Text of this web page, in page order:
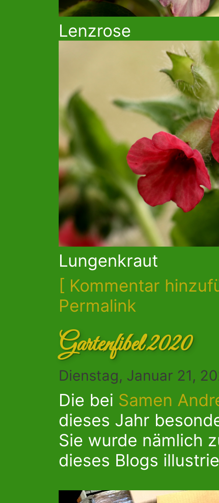
Lenzrose
Lungenkraut
[ Kommentar
Permalink
Gartenfibel 2020
Dienstag, Januar 21,
Die bei Samen
dieses Jahr
Sie wurde nämlich
dieses Blogs